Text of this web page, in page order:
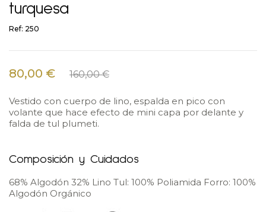
turquesa
Ref: 250
80,00 € 160,00 €
Vestido con cuerpo de lino, espalda en pico con
volante que hace efecto de mini capa por delante y
falda de tul plumeti.
Composición y Cuidados
68% Algodón 32% Lino Tul: 100% Poliamida Forro: 100%
Algodón Orgánico